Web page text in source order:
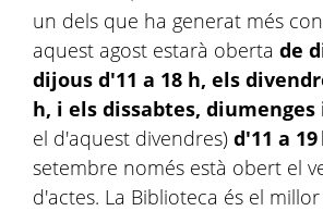
un dels que ha generat més
aquest agost estarà oberta de
dijous d'11 a 18 h, els
h, i els dissabtes,
el d'aquest divendres) d'11 a 19
setembre només està obert el
d'actes. La Biblioteca és el